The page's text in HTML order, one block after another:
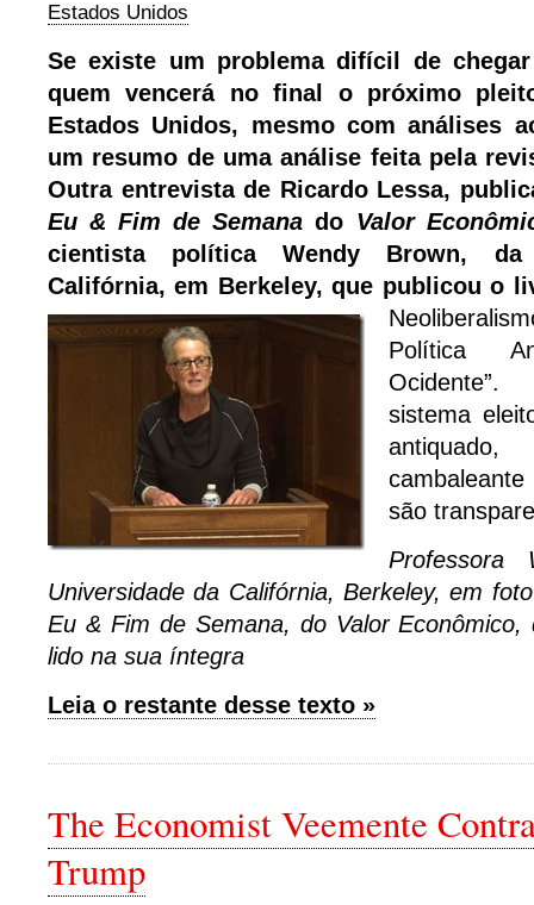
Estados Unidos
Se existe um problema difícil de
quem vencerá no final o próximo
Estados Unidos, mesmo com análises
um resumo de uma análise feita pela
Outra entrevista de Ricardo Lessa,
Eu & Fim de Semanado Valor
cientista política Wendy Brown, da
Califórnia, em Berkeley, que publicou o
Política
Ocidente”.
sistema
são
Professora
Universidade da Califórnia, Berkeley, em
Eu & Fim de Semana, do Valor
lido na sua íntegra
Leia o restante desse texto »
The Economist Veemente
Trump